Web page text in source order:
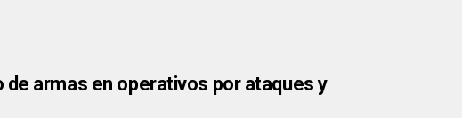
armas en operativos por ataques y